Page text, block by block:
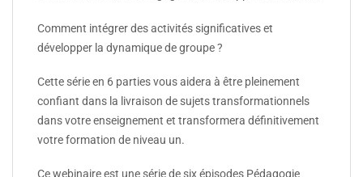
Comment intégrer des activités significatives et
développer la dynamique de groupe ?
Cette série en 6 parties vous aidera à être pleinement
confiant dans la livraison de sujets transformationnels
dans votre enseignement et transformera définitivement
votre formation de niveau un.
Ce webinaire est une série de six épisodes Pédagogie